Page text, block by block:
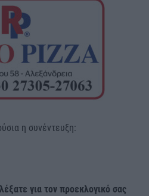
η συνέντευξη:
για τον προεκλογικό σας